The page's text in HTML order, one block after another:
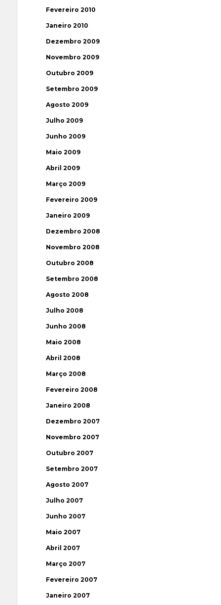
Fevereiro 2010
Janeiro 2010
Dezembro 2009
Novembro 2009
Outubro 2009
Setembro 2009
Agosto 2009
Julho 2009
Junho 2009
Maio 2009
Abril 2009
Março 2009
Fevereiro 2009
Janeiro 2009
Dezembro 2008
Novembro 2008
Outubro 2008
Setembro 2008
Agosto 2008
Julho 2008
Junho 2008
Maio 2008
Abril 2008
Março 2008
Fevereiro 2008
Janeiro 2008
Dezembro 2007
Novembro 2007
Outubro 2007
Setembro 2007
Agosto 2007
Julho 2007
Junho 2007
Maio 2007
Abril 2007
Março 2007
Fevereiro 2007
Janeiro 2007